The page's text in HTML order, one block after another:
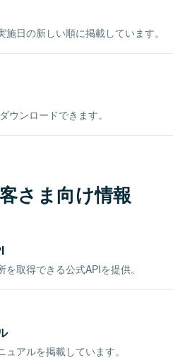
日の新しい順に掲載しています。
ウンロードできます。
さま向け情報
取得できる公式APIを提供。
アルを掲載しています。